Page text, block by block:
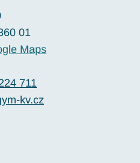
01
Maps
711
kv.cz